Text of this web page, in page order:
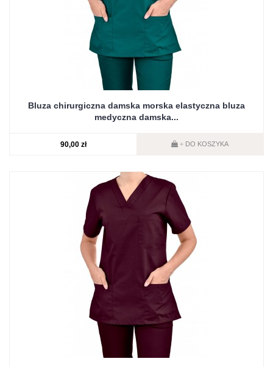
Bluza chirurgiczna damska morska elastyczna bluza
medyczna damska...
90,00 zł + DO KOSZYKA